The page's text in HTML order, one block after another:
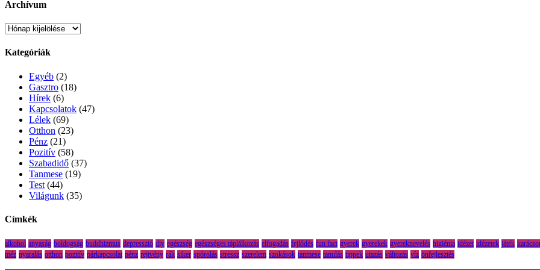
Archívum
Archívum
Kategóriák
Egyéb (2)
Gasztro (18)
Hírek (6)
Kapcsolatok (47)
Lélek (69)
Otthon (23)
Pénz (21)
Pozitív (58)
Szabadidő (37)
Tanmese (19)
Test (44)
Világunk (35)
Címkék
alkohol anyaság boldogság buddhizmus depresszió diy egészség egészséges táplálkozás elfogadás fejlődés fun fact gyerek gyerekek gyereknevelés higiénia idézet idézetek játék
méz nyaralás otthon pozitív párkapcsolat pénz rejtvény rák siker spórolás stressz szerelem szokások tanmese tanulás tippek utazás változás víz önfejlesztés